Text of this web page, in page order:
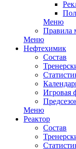
Меню
Правила
Меню
Нефтехимик
Состав
Игровая
Меню
Реактор
Состав